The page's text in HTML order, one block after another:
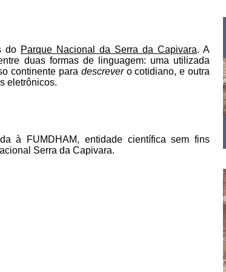
do Parque Nacional da Serra da Capivara. A
duas formas de linguagem: uma utilizada
continente para descrevero cotidiano, e outra
eletrônicos.
à FUMDHAM, entidade científica sem fins
Serra da Capivara.